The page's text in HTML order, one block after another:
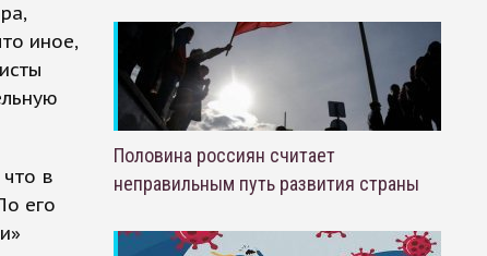
иное,
в
его
Половина россиян считает
неправильным путь развития страны